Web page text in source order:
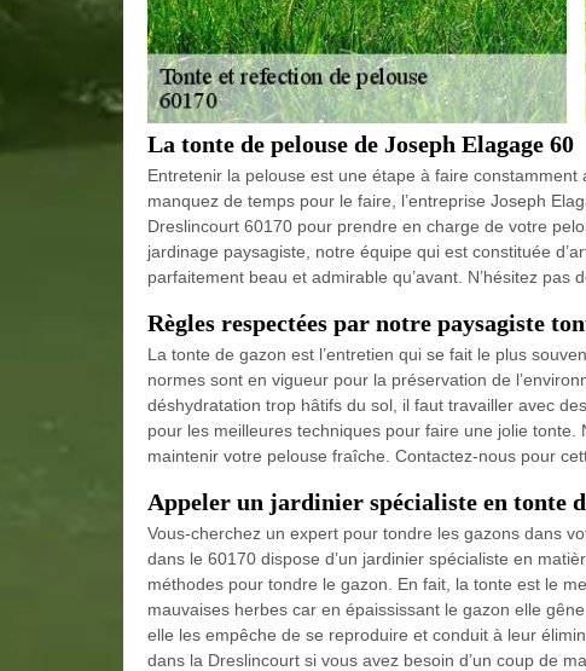
La tonte de pelouse de Joseph Elagage 60
Entretenir la pelouse est une étape à faire
manquez de temps pour le faire, l’entreprise Joseph
Dreslincourt 60170 pour prendre en charge de votre
jardinage paysagiste, notre équipe qui est constituée
parfaitement beau et admirable qu’avant. N’hésitez
Règles respectées par notre paysagiste
La tonte de gazon est l’entretien qui se fait le plus
normes sont en vigueur pour la préservation de
déshydratation trop hâtifs du sol, il faut travailler avec
pour les meilleures techniques pour faire une jolie
maintenir votre pelouse fraîche. Contactez-nous pour
Appeler un jardinier spécialiste en tonte
Vous-cherchez un expert pour tondre les gazons dans
dans le 60170 dispose d’un jardinier spécialiste en
méthodes pour tondre le gazon. En fait, la tonte est le
mauvaises herbes car en épaississant le gazon elle
elle les empêche de se reproduire et conduit à leur
dans la Dreslincourt si vous avez besoin d’un coup de